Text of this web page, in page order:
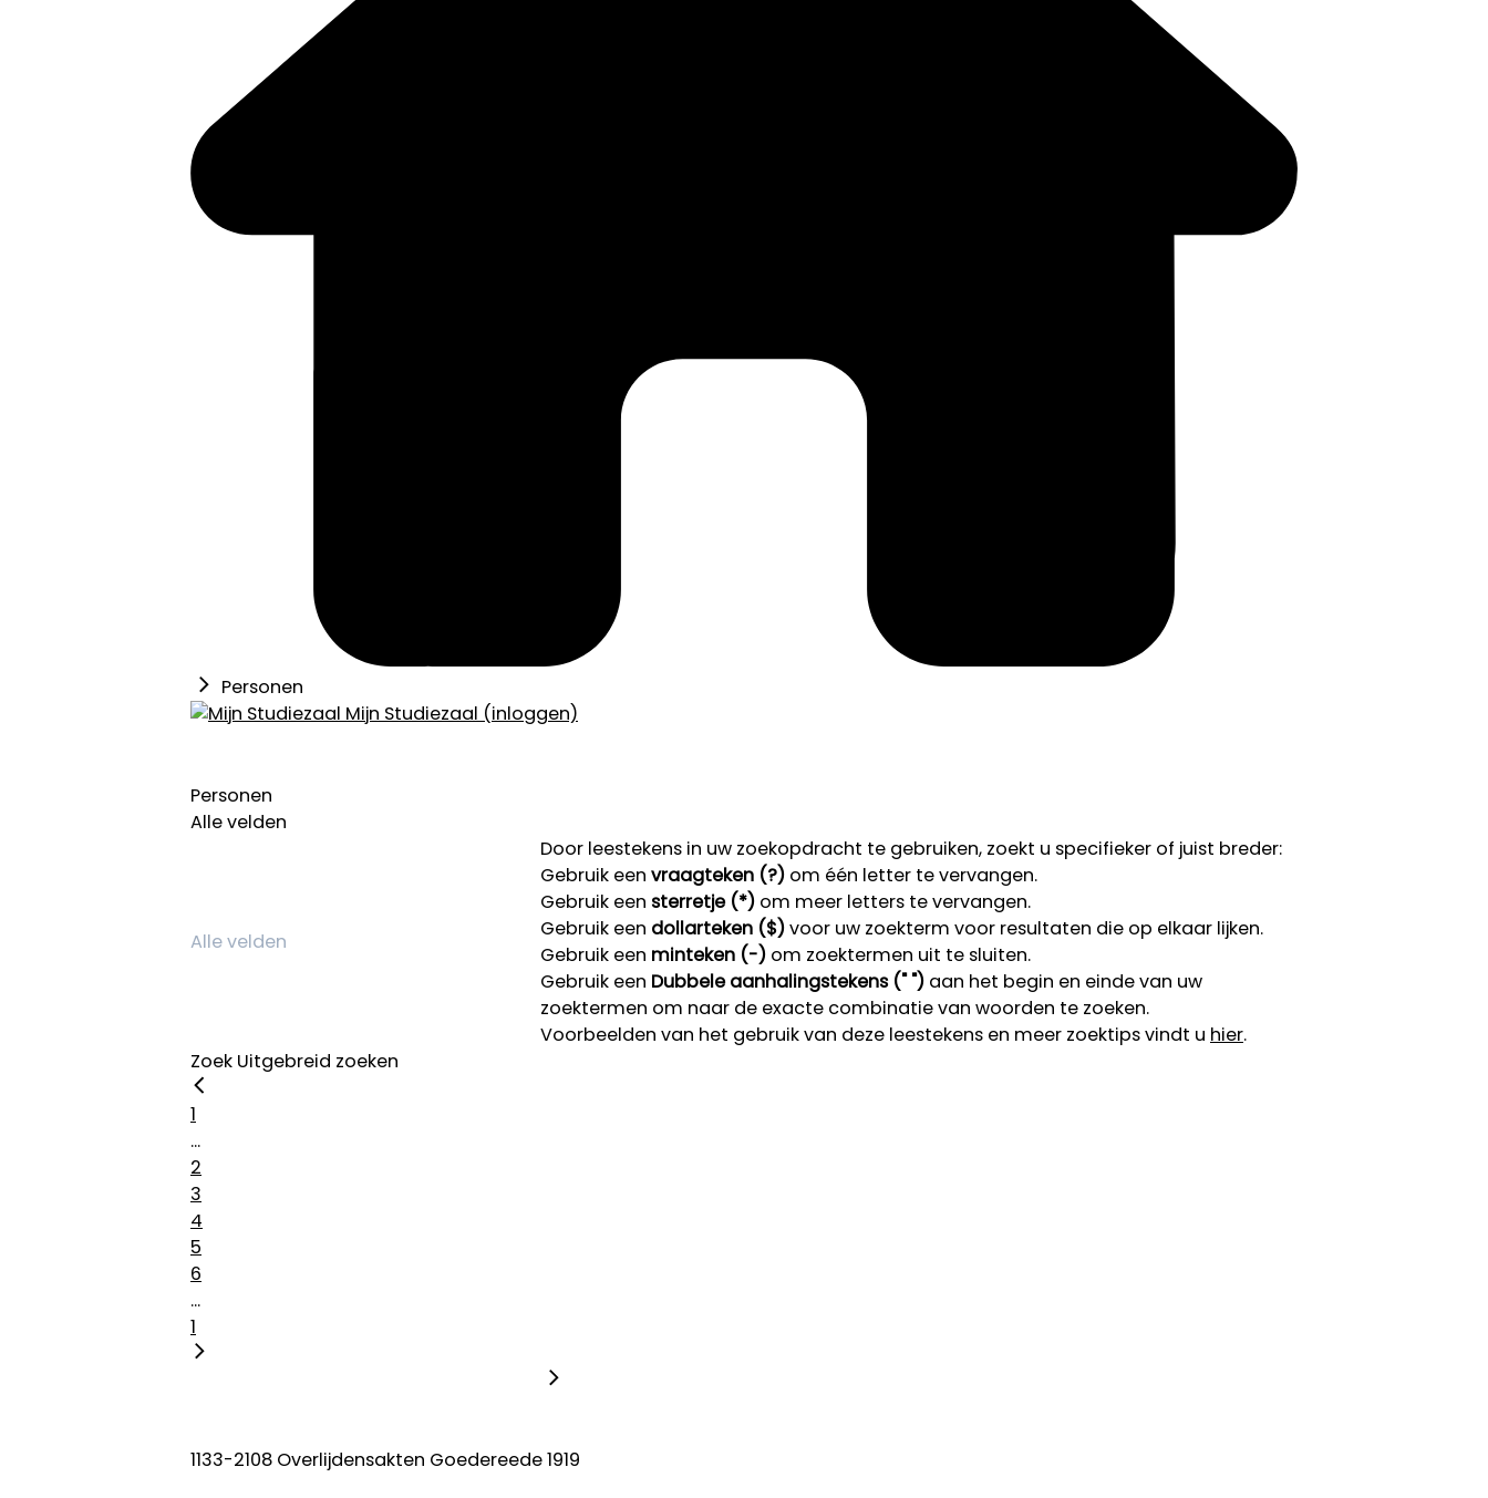
Personen
Mijn Studiezaal (inloggen)
Personen
Alle velden
Door leestekens in uw zoekopdracht te gebruiken, zoekt u specifieker of juist breder:
Gebruik een vraagteken (?) om één letter te vervangen.
Gebruik een sterretje (*) om meer letters te vervangen.
Gebruik een dollarteken ($)voor uw zoekterm voor resultaten die op elkaar lijken.
Gebruik een minteken (-) om zoektermen uit te sluiten.
Gebruik een Dubbele aanhalingstekens (" ") aan het begin en einde van uw
zoektermen om naar de exacte combinatie van woorden te zoeken.
Voorbeelden van het gebruik van deze leestekens en meer zoektips vindt u hier.
Zoek Uitgebreid zoeken
1
...
2
3
4
5
6
...
1
1133-2108 Overlijdensakten Goedereede 1919